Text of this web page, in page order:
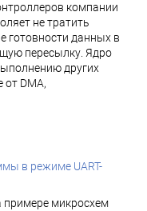
компании
не тратить
готовности данных в
пересылку. Ядро
других
от DMA,
в режиме UART-
примере микросхем